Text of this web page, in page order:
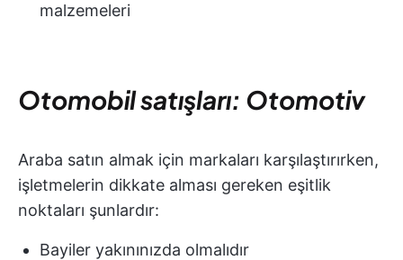
malzemeleri
Otomobil satışları: Otomotiv
Araba satın almak için markaları karşılaştırırken,
işletmelerin dikkate alması gereken eşitlik
noktaları şunlardır:
Bayiler yakınınızda olmalıdır